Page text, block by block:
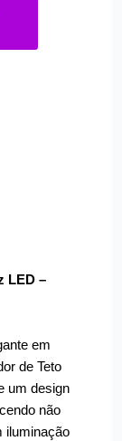
LED –
em
de Teto
um design
não
iluminação